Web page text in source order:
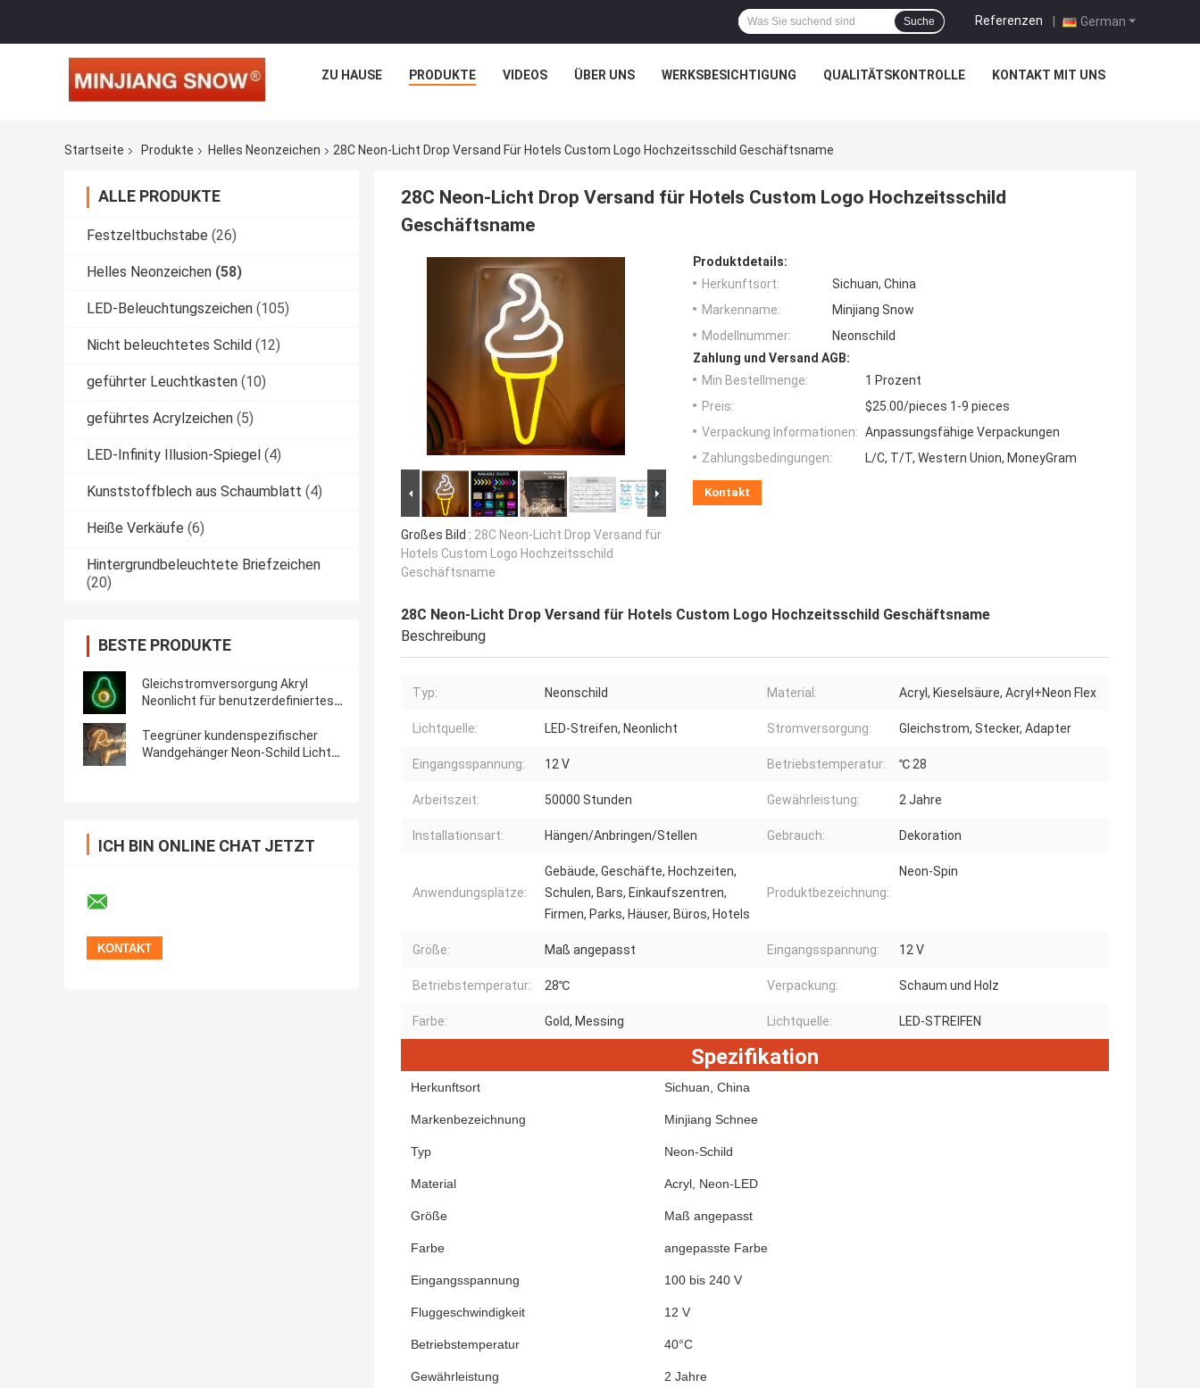
German
Referenzen |
Suche
ZU HAUSE PRODUKTE VIDEOS ÜBER UNS WERKSBESICHTIGUNG QUALITÄTSKONTROLLE KONTAKT MIT UNS
Startseite Produkte Helles Neonzeichen 28C Neon-Licht Drop Versand Für Hotels Custom Logo Hochzeitsschild Geschäftsname
ALLE PRODUKTE
Festzeltbuchstabe (26)
Helles Neonzeichen (58)
LED-Beleuchtungszeichen (105)
Nicht beleuchtetes Schild (12)
geführter Leuchtkasten (10)
geführtes Acrylzeichen (5)
LED-Infinity Illusion-Spiegel (4)
Kunststoffblech aus Schaumblatt (4)
Heiße Verkäufe (6)
Hintergrundbeleuchtete Briefzeichen
(20)
BESTE PRODUKTE
Gleichstromversorgung Akryl
Neonlicht für benutzerdefiniertes
Werbetafel
Teegrüner kundenspezifischer
Wandgehänger Neon-Schild Licht
ICH BIN ONLINE CHAT JETZT
28C Neon-Licht Drop Versand für Hotels Custom Logo Hochzeitsschild
Geschäftsname
Großes Bild : 28C Neon-Licht Drop Versand für
Hotels Custom Logo Hochzeitsschild
Geschäftsname
Produktdetails:
Herkunftsort:
Sichuan, China
Markenname:
Minjiang Snow
Modellnummer:
Neonschild
Zahlung und Versand AGB:
Min Bestellmenge:
1 Prozent
Preis:
$25.00/pieces 1-9 pieces
Verpackung Informationen: Anpassungsfähige Verpackungen
Zahlungsbedingungen:
L/C, T/T, Western Union, MoneyGram
Kontakt
28C Neon-Licht Drop Versand für Hotels Custom Logo Hochzeitsschild Geschäftsname
Beschreibung
Typ: Neonschild Material: Acryl, Kieselsäure, Acryl+Neon Flex
Lichtquelle: LED-Streifen, Neonlicht Stromversorgung: Gleichstrom, Stecker, Adapter
Eingangsspannung: 12 V Betriebstemperatur: ℃ 28
Arbeitszeit: 50000 Stunden Gewährleistung: 2 Jahre
Installationsart: Hängen/Anbringen/Stellen Gebrauch: Dekoration
Anwendungsplätze:
Gebäude, Geschäfte, Hochzeiten,
Schulen, Bars, Einkaufszentren,
Firmen, Parks, Häuser, Büros, Hotels
Produktbezeichnung:
Neon-Spin
Größe: Maß angepasst Eingangsspannung: 12 V
Betriebstemperatur: 28℃ Verpackung: Schaum und Holz
Farbe: Gold, Messing Lichtquelle: LED-STREIFEN
Spezifikation
Herkunftsort Sichuan, China
Markenbezeichnung Minjiang Schnee
Typ Neon-Schild
Material Acryl, Neon-LED
Größe Maß angepasst
Farbe angepasste Farbe
Eingangsspannung 100 bis 240 V
Fluggeschwindigkeit 12 V
Betriebstemperatur 40°C
Gewährleistung 2 Jahre